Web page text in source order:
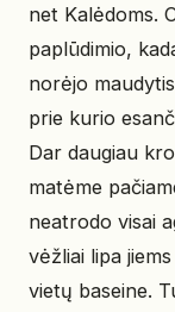
net Kalėdoms.
paplūdimio,
norėjo
prie kurio
Dar daugiau
matėme
neatrodo visai
vėžliai lipa
vietų baseine.